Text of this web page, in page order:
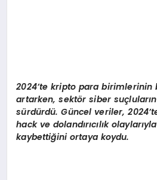
2024’te kripto para
artarken, sektör siber su
sürdürdü. Güncel veriler,
hack ve dolandırıcılık
kaybettiğini ortaya koydu.